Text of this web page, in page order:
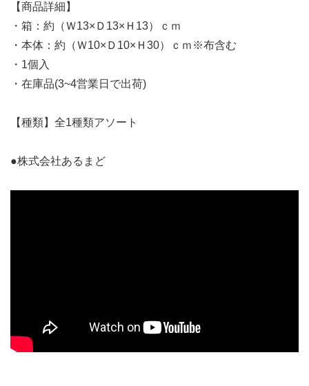
【商品詳細】
・箱：約（Ｗ13×Ｄ13×Ｈ13）ｃｍ
・本体：約（Ｗ10×Ｄ10×Ｈ30）ｃｍ※布含む
・1個入
・在庫品(3~4営業日で出荷)
【種類】全1種類アソート
●株式会社あるまど